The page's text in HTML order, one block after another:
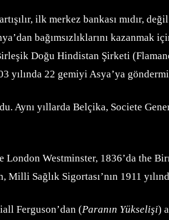
ilk merkez bankası mıdır,
bağımsızlıklarını
Doğu Hindistan Şirketi
yılında 22 gemiyi Asya’ya
Aynı yıllarda Belçika, Societe
Westminster, 1836’da the
Sağlık Sigortası’nın 1911
Ferguson’dan (Paranın Yükselişi)